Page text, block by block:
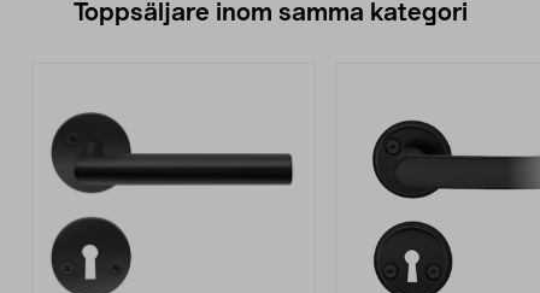
Toppsäljare inom samma kategori